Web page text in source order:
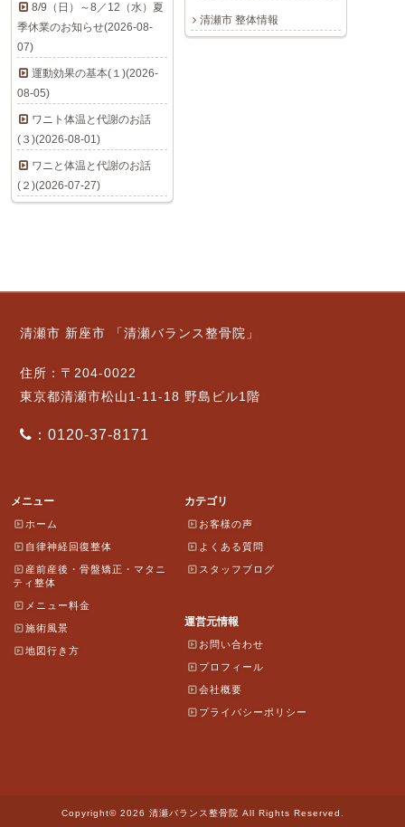
清瀬市 整体情報
8/9（日）～8／12（水）夏
季休業のお知らせ(2026-08-
07)
運動効果の基本(１)(2026-
08-05)
ワニト体温と代謝のお話
(３)(2026-08-01)
ワニと体温と代謝のお話
(２)(2026-07-27)
清瀬市 新座市 「清瀬バランス整骨院」
住所：〒204-0022
東京都清瀬市松山1-11-18 野島ビル1階
：0120-37-8171
メニュー
ホーム
自律神経回復整体
産前産後・骨盤矯正・マタニ
ティ整体
メニュー料金
施術風景
地図行き方
カテゴリ
お客様の声
よくある質問
スタッフブログ
運営元情報
お問い合わせ
プロフィール
会社概要
プライバシーポリシー
Copyright© 2026 清瀬バランス整骨院 All Rights Reserved.